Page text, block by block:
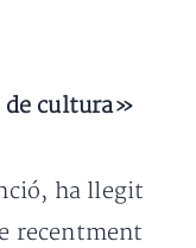
cultura»
ha llegit
recentment